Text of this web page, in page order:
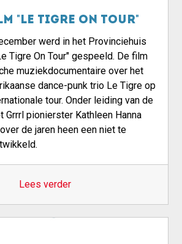
"Le Tigre On Tour"
werd in het Provinciehuis
Tigre On Tour" gespeeld. De film
muziekdocumentaire over het
dance-punk trio Le Tigre op
tour. Onder leiding van de
Grrrl pionierster Kathleen Hanna
de jaren heen een niet te
Lees verder